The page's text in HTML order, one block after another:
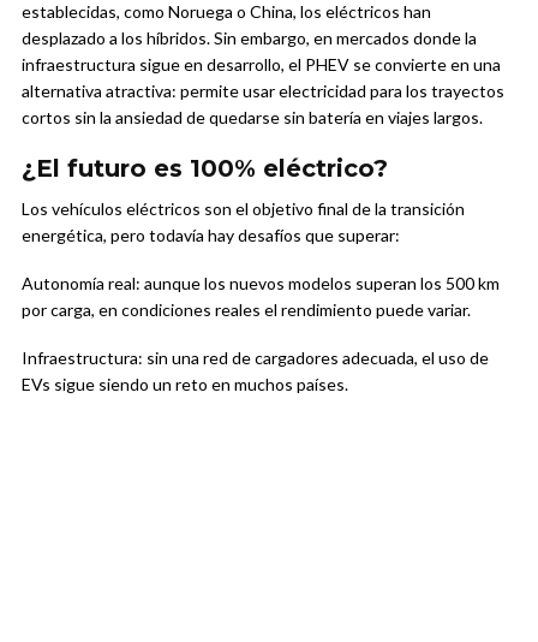
establecidas, como Noruega o China, los eléctricos han
desplazado a los híbridos. Sin embargo, en mercados donde la
infraestructura sigue en desarrollo, el PHEV se convierte en una
alternativa atractiva: permite usar electricidad para los trayectos
cortos sin la ansiedad de quedarse sin batería en viajes largos.
¿El futuro es 100% eléctrico?
Los vehículos eléctricos son el objetivo final de la transición
energética, pero todavía hay desafíos que superar:
Autonomía real: aunque los nuevos modelos superan los 500 km
por carga, en condiciones reales el rendimiento puede variar.
Infraestructura: sin una red de cargadores adecuada, el uso de
EVs sigue siendo un reto en muchos países.